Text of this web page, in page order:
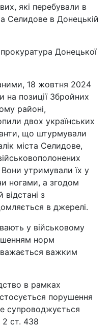
які перебували в
Селидове в Донецькій
Донецької
18 жовтня 2024
на позиції Збройних
районі,
двох українських
що штурмували
міста Селидове,
утримували їх у
ногами, а згодом
відстані з
в джерелі.
у військовому
норм
важким
в рамках
порушення
супроводжується
ст. 438